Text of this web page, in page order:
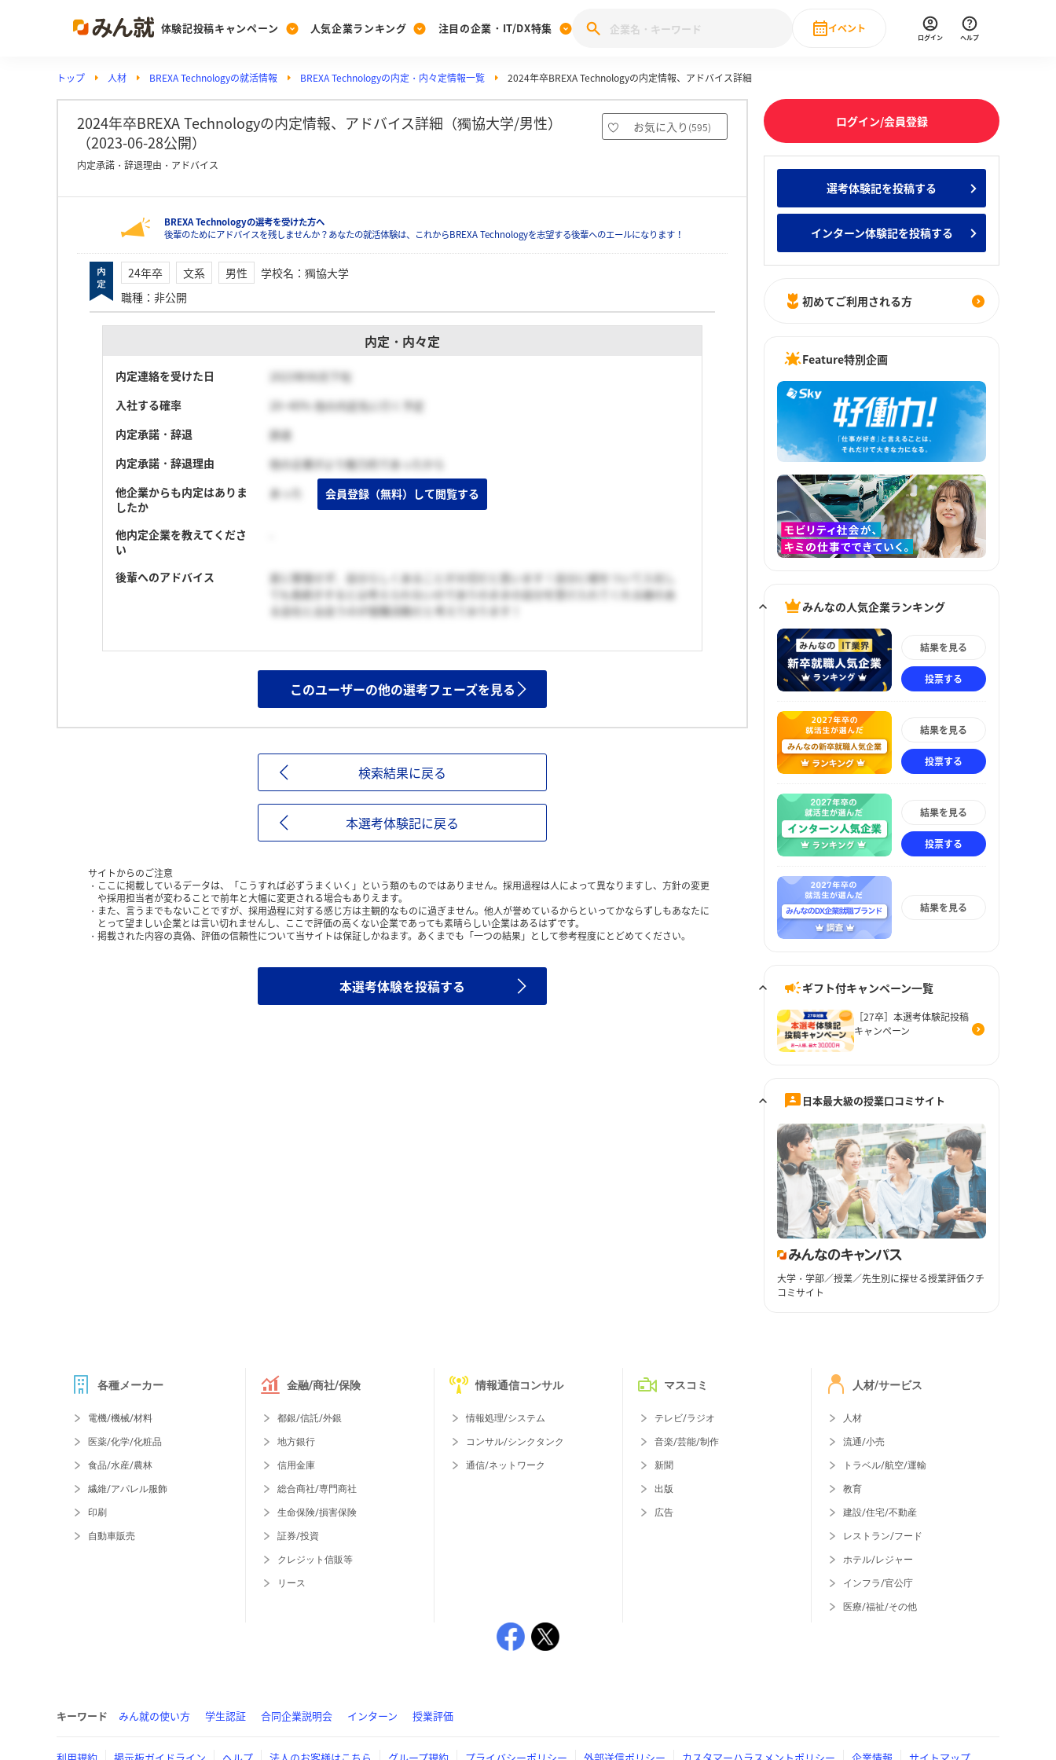
体験記投稿キャンペーン
Post
投稿する
[27卒] 本選考体験記投稿キャンペーン
人気企業ランキング
Ranking
ランキングを見る
みんなのDX企業就職ブランド調査
みんなの新卒就職人気企業ランキング みんなのインターン人気企業ランキ
注目の企業・IT/DX特集
PickUp
注目の企業特集
28卒 IT・DX現場社員インタビュー
動画で知ろう！業界・企業研究
イベント
直近のイベント一覧
ログイン ヘルプ
トップ 人材 BREXA Technologyの就活情報 BREXA Technologyの内定・内々定情報一覧 2024年卒BREXA Technologyの内定情報、アドバイス詳細
2024年卒BREXA Technologyの内定情報、アドバイス詳細（獨協大学/男性）
（2023-06-28公開）
お気に入り (595)
内定承諾・辞退理由・アドバイス
BREXA Technologyの選考を受けた方へ
後輩のためにアドバイスを残しませんか？あなたの就活体験は、これからBREXA Technologyを志望する後輩へのエールになります！
24年卒 文系 男性 学校名 ： 獨協大学
職種 ： 非公開
内定・内々定
内定連絡を受けた日
2023年06月下旬
入社する確率
20~40% 他の内定先に行く予定
内定承諾・辞退
辞退
内定承諾・辞退理由
他の企業がより魅力的であったから
他企業からも内定はありま
したか
あった
他内定企業を教えてくださ
い
後輩へのアドバイス
変に緊張せず、自分らしくあることが大切だと思います！自分に嘘をついて入社し
ても長続きするとは考えられないのでありのままの自分を受け入れてくれる縁のあ
る会社と出会うのが就職活動だと考えております！
会員登録（無料）して閲覧する
このユーザーの他の選考フェーズを見る
検索結果に戻る
本選考体験記に戻る
サイトからのご注意
ここに掲載しているデータは、「こうすれば必ずうまくいく」という類のものではありません。採用過程は人によって異なりますし、方針の変更
や採用担当者が変わることで前年と大幅に変更される場合もありえます。
また、言うまでもないことですが、採用過程に対する感じ方は主観的なものに過ぎません。他人が誉めているからといってかならずしもあなたに
とって望ましい企業とは言い切れませんし、ここで評価の高くない企業であっても素晴らしい企業はあるはずです。
掲載された内容の真偽、評価の信頼性について当サイトは保証しかねます。あくまでも「一つの結果」として参考程度にとどめてください。
本選考体験を投稿する
ログイン/会員登録
選考体験記を投稿する
インターン体験記を投稿する
初めてご利用される方
Feature特別企画
みんなの人気企業ランキング
結果を見る
投票する
結果を見る
投票する
結果を見る
投票する
結果を見る
ギフト付キャンペーン一覧
［27卒］本選考体験記投稿
キャンペーン
日本最大級の授業口コミサイト
大学・学部／授業／先生別に探せる授業評価クチ
コミサイト
各種メーカー
電機/機械/材料
医薬/化学/化粧品
食品/水産/農林
繊維/アパレル服飾
印刷
自動車販売
金融/商社/保険
都銀/信託/外銀
地方銀行
信用金庫
総合商社/専門商社
生命保険/損害保険
証券/投資
クレジット信販等
リース
情報通信コンサル
情報処理/システム
コンサル/シンクタンク
通信/ネットワーク
マスコミ
テレビ/ラジオ
音楽/芸能/制作
新聞
出版
広告
人材/サービス
人材
流通/小売
トラベル/航空/運輸
教育
建設/住宅/不動産
レストラン/フード
ホテル/レジャー
インフラ/官公庁
医療/福祉/その他
キーワード みん就の使い方 学生認証 合同企業説明会 インターン 授業評価